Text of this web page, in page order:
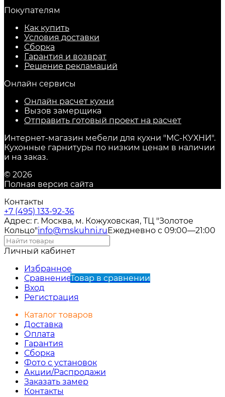
Покупателям
Как купить
Условия доставки
Сборка
Гарантия и возврат
Решение рекламаций
Онлайн сервисы
Онлайн расчет кухни
Вызов замерщика
Отправить готовый проект на расчет
Интернет-магазин мебели для кухни "МС-КУХНИ".
Кухонные гарнитуры по низким ценам в наличии
и на заказ.
© 2026
Полная версия сайта
Контакты
+7 (495) 133-92-36
Адрес: г. Москва, м. Кожуховская, ТЦ "Золотое
Кольцо"info@mskuhni.ru Ежедневно с 09:00—21:00
Личный кабинет
Избранное
СравнениеТовар в сравнении
Вход
Регистрация
Каталог товаров
Доставка
Оплата
Гарантия
Сборка
Фото с установок
Акции/Распродажи
Заказать замер
Контакты